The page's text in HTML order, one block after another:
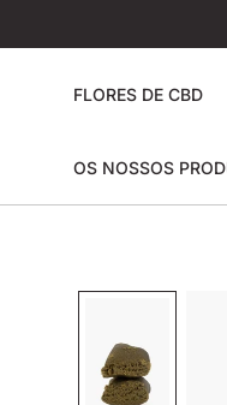
FLORES DE CBD
OS NOSSOS